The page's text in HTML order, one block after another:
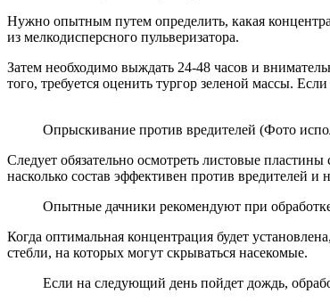
Нужно опытным путем определить, какая
из мелкодисперсного пульверизатора.
Затем необходимо выждать 24-48 часов и
того, требуется оценить тургор зеленой массы.
Опрыскивание против вредителей (Фото
Следует обязательно осмотреть листовые
насколько состав эффективен против вредителей и
Опытные дачники рекомендуют при
Когда оптимальная концентрация будет
стебли, на которых могут скрываться насекомые.
Если на следующий день пойдет дождь,